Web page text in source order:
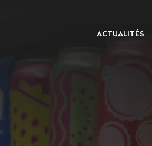
ACTUALITÉS